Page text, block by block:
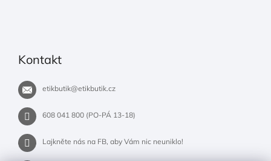
Kontakt
etikbutik@etikbutik.cz
608 041 800 (PO-PÁ 13-18)
Lajkněte nás na FB, aby Vám nic neuniklo!